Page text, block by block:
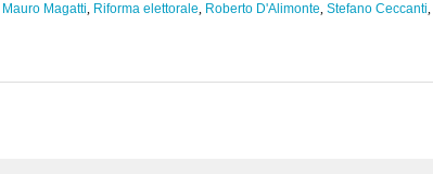
Mauro Magatti, Riforma elettorale, Roberto D'Alimonte, Stefano Ceccanti,